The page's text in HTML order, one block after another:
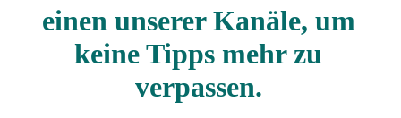
einen unserer Kanäle, um
keine Tipps mehr zu
verpassen.